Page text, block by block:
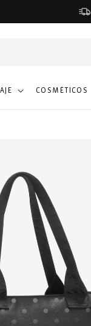
COSMÉTICOS